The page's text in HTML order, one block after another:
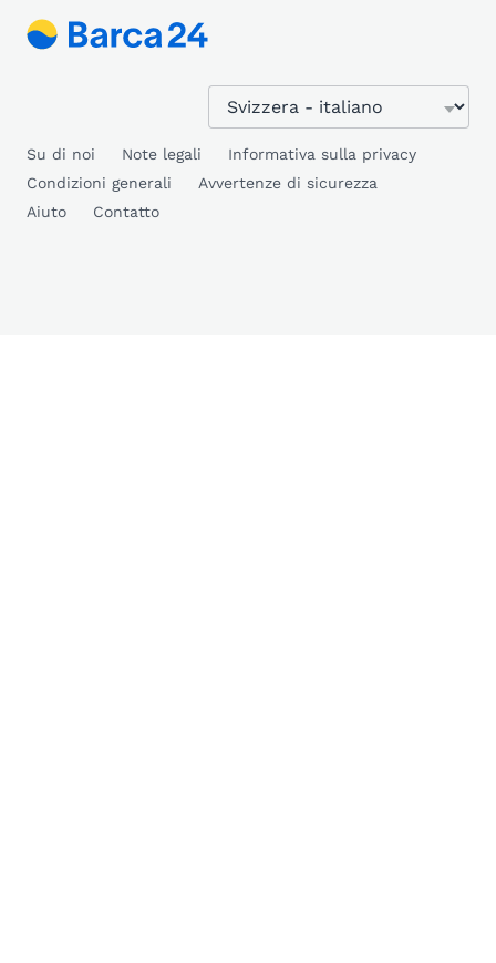
Su di noi Note legali
Informativa sulla privacy
Condizioni generali
Avvertenze di sicurezza
Aiuto
Contatto